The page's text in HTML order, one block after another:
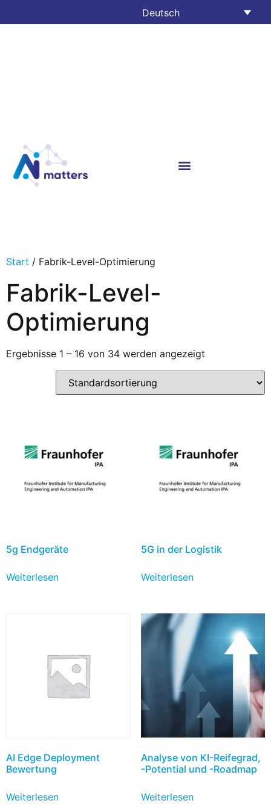
Deutsch
Start / Fabrik-Level-Optimierung
Fabrik-Level-
Optimierung
Ergebnisse 1 – 16 von 34 werden angezeigt
5g Endgeräte
Weiterlesen
5G in der Logistik
Weiterlesen
AI Edge Deployment
Bewertung
Weiterlesen
Analyse von KI-Reifegrad,
-Potential und -Roadmap
Weiterlesen